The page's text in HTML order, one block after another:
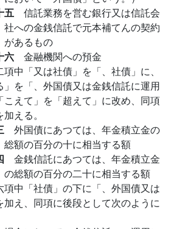
五 信託業務を営む銀行又は信託会
社への金銭信託で元本補てんの契約
があるもの
六 金融機関への預金
中「又は社債」を「、社債」に、
」を「、外国債又は金銭信託に運用
こえて」を「超えて」に改め、同項
える。
外国債にあつては、年金積立金の
総額の百分の十に相当する額
金銭信託にあつては、年金積立金
の総額の百分の二十に相当する額
項中「社債」の下に「、外国債又は
加え、同項に後段として次のように